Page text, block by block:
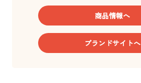
商品情報へ
ブランドサイトへ